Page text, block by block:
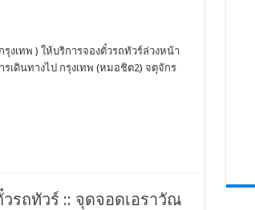
งเทพ ) ให้บริการจองตั๋วรถทัวร์ล่วงหน้า
เดินทางไป กรุงเทพ (หมอชิต2) จตุจักร
รถทัวร์ :: จุดจอดเอราวัณ